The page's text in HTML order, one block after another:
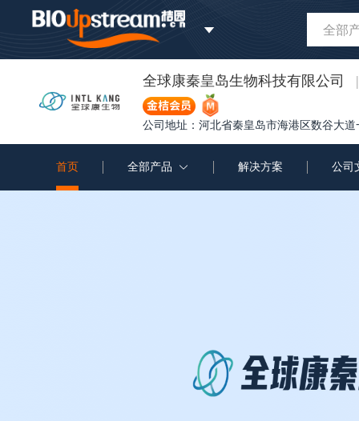
全部
全球康秦皇岛生物科技有限公司 |
公司地址：河北省秦皇岛市海港区数谷大道
首页 全部产品 解决方案 公司